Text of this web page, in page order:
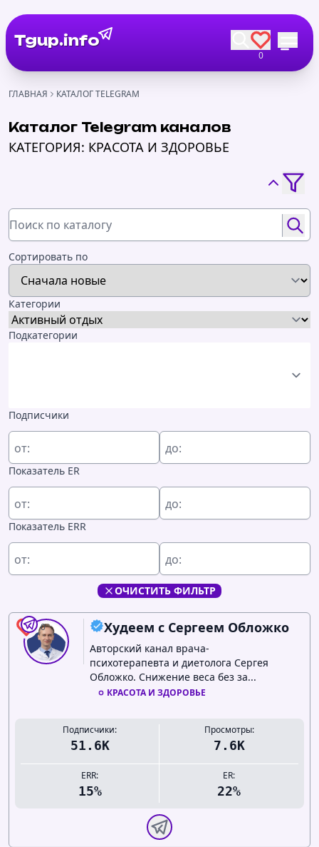
Tgup.info
0
ГЛАВНАЯ КАТАЛОГ TELEGRAM
Каталог Telegram каналов
КАТЕГОРИЯ: КРАСОТА И ЗДОРОВЬЕ
Сортировать по
Категории
Подкатегории
Подписчики
от: до:
Показатель ER
от: до:
Показатель ERR
от: до:
ОЧИСТИТЬ ФИЛЬТР
0 Худеем с Сергеем Обложко
Авторский канал врача-
психотерапевта и диетолога Сергея
Обложко. Снижение веса без за...
КРАСОТА И ЗДОРОВЬЕ
Подписчики:
51.6K
ERR:
15%
Просмотры:
7.6K
ER:
22%